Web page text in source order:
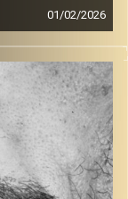
01/02/2026
זיפים, מוזיקה
כל מה שחי, אמיתי
עם שמוליק רגב.
קרדיט תמונות: